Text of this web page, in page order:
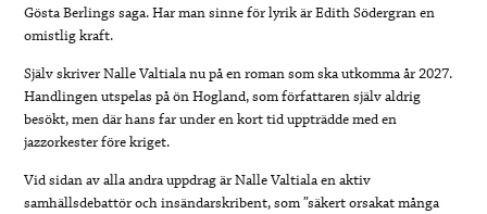
Gösta Berlings saga. Har man sinne för lyrik är Edith Södergran en
omistlig kraft.
Själv skriver Nalle Valtiala nu på en roman som ska utkomma år 2027.
Handlingen utspelas på ön Hogland, som författaren själv aldrig
besökt, men där hans far under en kort tid uppträdde med en
jazzorkester före kriget.
Vid sidan av alla andra uppdrag är Nalle Valtiala en aktiv
samhällsdebattör och insändarskribent, som ”säkert orsakat många